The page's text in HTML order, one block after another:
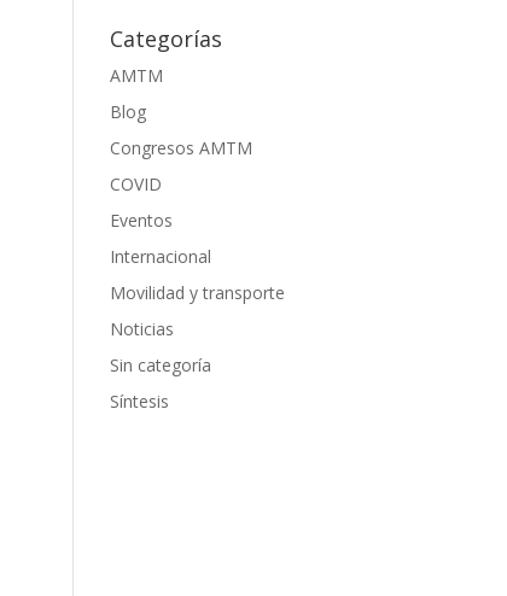
Categorías
AMTM
Blog
Congresos AMTM
COVID
Eventos
Internacional
Movilidad y transporte
Noticias
Sin categoría
Síntesis